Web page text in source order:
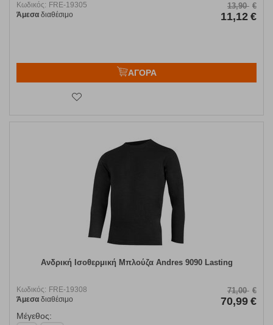
Κωδικός: FRE-19305
Άμεσα διαθέσιμο
13,90 €
11,12 €
ΑΓΟΡΑ
Ανδρική Ισοθερμική Μπλούζα Andres 9090 Lasting
Κωδικός: FRE-19308
Άμεσα διαθέσιμο
71,00 €
70,99 €
Μέγεθος: